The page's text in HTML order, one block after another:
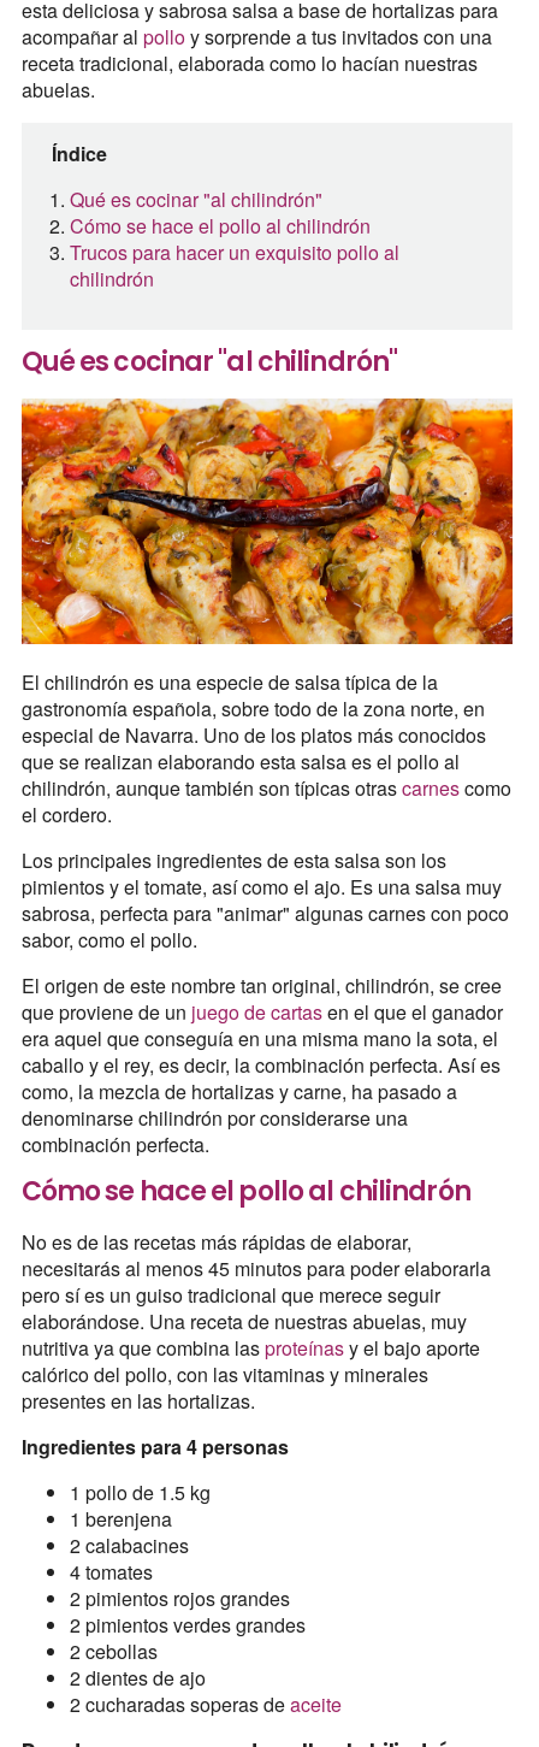
esta deliciosa y sabrosa salsa a base de hortalizas para
acompañar al polloy sorprende a tus invitados con una
receta tradicional, elaborada como lo hacían nuestras
abuelas.
Índice
Qué es cocinar "al chilindrón"
Cómo se hace el pollo al chilindrón
Trucos para hacer un exquisito pollo al
chilindrón
Qué es cocinar "al chilindrón"
El chilindrón es una especie de salsa típica de la
gastronomía española, sobre todo de la zona norte, en
especial de Navarra. Uno de los platos más conocidos
que se realizan elaborando esta salsa es el pollo al
chilindrón, aunque también son típicas otrascarnescomo
el cordero.
Los principales ingredientes de esta salsa son los
pimientos y el tomate, así como el ajo. Es una salsa muy
sabrosa, perfecta para "animar" algunas carnes con poco
sabor, como el pollo.
El origen de este nombre tan original, chilindrón, se cree
que proviene de un juego de cartasen el que el ganador
era aquel que conseguía en una misma mano la sota, el
caballo y el rey, es decir, la combinación perfecta. Así es
como, la mezcla de hortalizas y carne, ha pasado a
denominarse chilindrón por considerarse una
combinación perfecta.
Cómo se hace el pollo al chilindrón
No es de las recetas más rápidas de elaborar,
necesitarás al menos 45 minutos para poder elaborarla
pero sí es un guiso tradicional que merece seguir
elaborándose. Una receta de nuestras abuelas, muy
nutritiva ya que combina lasproteínasy el bajo aporte
calórico del pollo, con las vitaminas y minerales
presentes en las hortalizas.
Ingredientes para 4 personas
1 pollo de 1.5 kg
1 berenjena
2 calabacines
4 tomates
2 pimientos rojos grandes
2 pimientos verdes grandes
2 cebollas
2 dientes de ajo
2 cucharadas soperas deaceite